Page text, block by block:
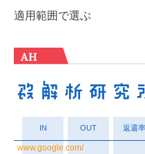
適用範囲で選ぶ
AH